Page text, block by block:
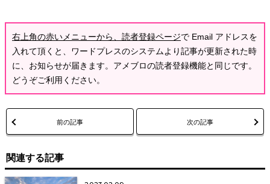
右上角の赤いメニューから、読者登録ページで Email アドレスを
入れて頂くと、ワードプレスのシステムより記事が更新された時
に、お知らせが届きます。アメブロの読者登録機能と同じです。
どうぞご利用ください。
前の記事 次の記事
関連する記事